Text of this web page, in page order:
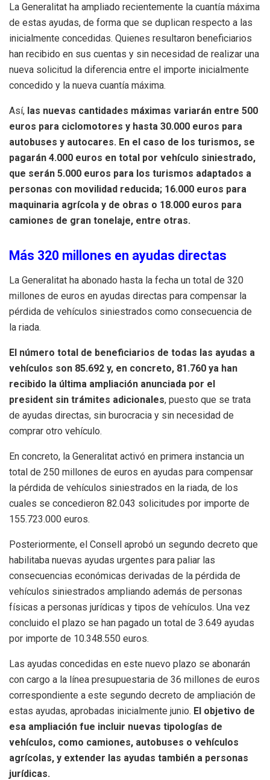
La Generalitat ha ampliado recientemente la cuantía máxima
de estas ayudas, de forma que se duplican respecto a las
inicialmente concedidas. Quienes resultaron beneficiarios
han recibido en sus cuentas y sin necesidad de realizar una
nueva solicitud la diferencia entre el importe inicialmente
concedido y la nueva cuantía máxima.
Así, las nuevas cantidades máximas variarán entre 500
euros para ciclomotores y hasta 30.000 euros para
autobuses y autocares. En el caso de los turismos, se
pagarán 4.000 euros en total por vehículo siniestrado,
que serán 5.000 euros para los turismos adaptados a
personas con movilidad reducida; 16.000 euros para
maquinaria agrícola y de obras o 18.000 euros para
camiones de gran tonelaje, entre otras.
Más 320 millones en ayudas directas
La Generalitat ha abonado hasta la fecha un total de 320
millones de euros en ayudas directas para compensar la
pérdida de vehículos siniestrados como consecuencia de
la riada.
El número total de beneficiarios de todas las ayudas a
vehículos son 85.692 y, en concreto, 81.760 ya han
recibido la última ampliación anunciada por el
president sin trámites adicionales, puesto que se trata
de ayudas directas, sin burocracia y sin necesidad de
comprar otro vehículo.
En concreto, la Generalitat activó en primera instancia un
total de 250 millones de euros en ayudas para compensar
la pérdida de vehículos siniestrados en la riada, de los
cuales se concedieron 82.043 solicitudes por importe de
155.723.000 euros.
Posteriormente, el Consell aprobó un segundo decreto que
habilitaba nuevas ayudas urgentes para paliar las
consecuencias económicas derivadas de la pérdida de
vehículos siniestrados ampliando además de personas
físicas a personas jurídicas y tipos de vehículos. Una vez
concluido el plazo se han pagado un total de 3.649 ayudas
por importe de 10.348.550 euros.
Las ayudas concedidas en este nuevo plazo se abonarán
con cargo a la línea presupuestaria de 36 millones de euros
correspondiente a este segundo decreto de ampliación de
estas ayudas, aprobadas inicialmente junio. El objetivo de
esa ampliación fue incluir nuevas tipologías de
vehículos, como camiones, autobuses o vehículos
agrícolas, y extender las ayudas también a personas
jurídicas.